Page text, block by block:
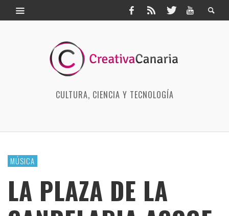
CULTURA, CIENCIA Y TECNOLOGÍA
MÚSICA
LA PLAZA DE LA